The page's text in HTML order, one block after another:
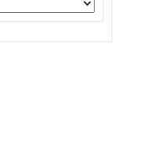
nhiệm kỳ 2025-2030.